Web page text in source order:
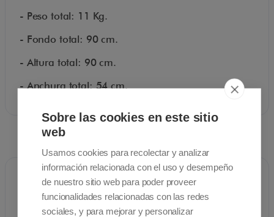
convalecencias, etc.
- Peso total: 11 Kg.
- Fondo total: 90 cm.
- Altura total: 90 cm.
- Anchura total: 54 cm.
Catálogo
Sobre las cookies en este sitio
web
Usamos cookies para recolectar y analizar
información relacionada con el uso y desempeño
de nuestro sitio web para poder proveer
funcionalidades relacionadas con las redes
sociales, y para mejorar y personalizar